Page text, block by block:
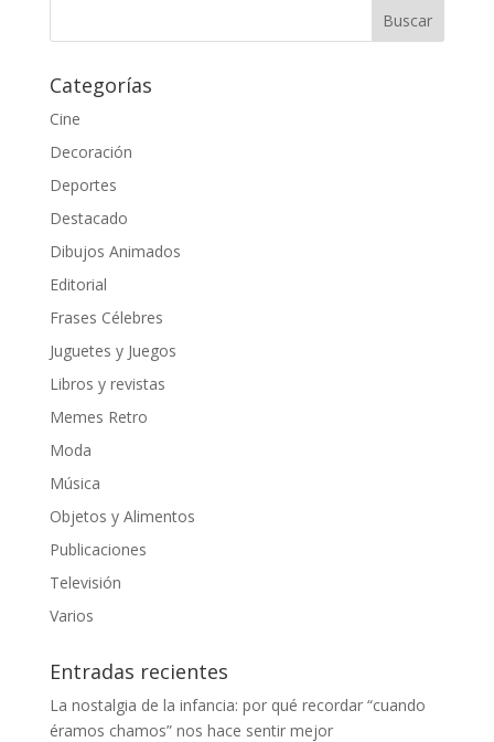
Categorías
Cine
Decoración
Deportes
Destacado
Dibujos Animados
Editorial
Frases Célebres
Juguetes y Juegos
Libros y revistas
Memes Retro
Moda
Música
Objetos y Alimentos
Publicaciones
Televisión
Varios
Entradas recientes
La nostalgia de la infancia: por qué recordar “cuando
éramos chamos” nos hace sentir mejor